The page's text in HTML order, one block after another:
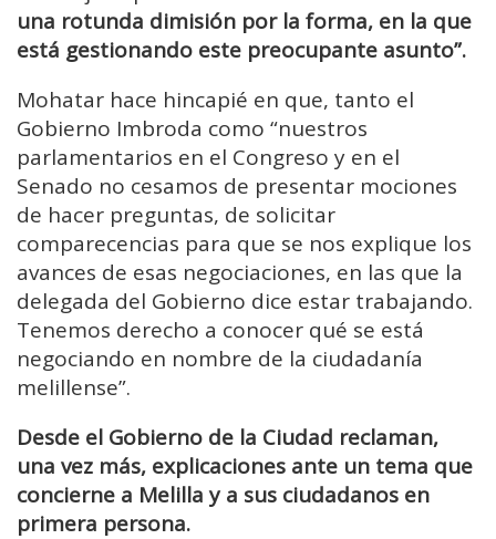
una rotunda dimisión por la forma, en la que
está gestionando este preocupante asunto”.
Mohatar hace hincapié en que, tanto el
Gobierno Imbroda como “nuestros
parlamentarios en el Congreso y en el
Senado no cesamos de presentar mociones
de hacer preguntas, de solicitar
comparecencias para que se nos explique los
avances de esas negociaciones, en las que la
delegada del Gobierno dice estar trabajando.
Tenemos derecho a conocer qué se está
negociando en nombre de la ciudadanía
melillense”.
Desde el Gobierno de la Ciudad reclaman,
una vez más, explicaciones ante un tema que
concierne a Melilla y a sus ciudadanos en
primera persona.